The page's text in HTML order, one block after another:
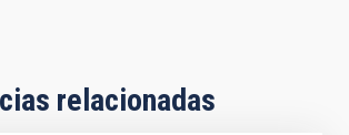
relacionadas